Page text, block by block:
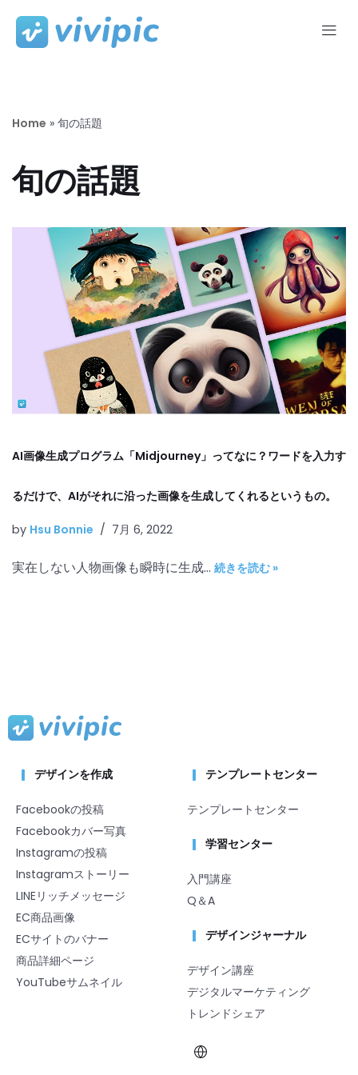
コ
ツ
ス
キ
プ
Home » 旬の話題
旬の話題
AI画像生成プログラム「Midjourney」ってなに？ワードを入力す
るだけで、AIがそれに沿った画像を生成してくれるというもの。
by Hsu Bonnie 7月 6, 2022
実在しない人物画像も瞬時に生成… 続きを読む »
デザインを作成
Facebookの投稿
Facebookカバー写真
Instagramの投稿
Instagramストーリー
LINEリッチメッセージ
EC商品画像
ECサイトのバナー
商品詳細ページ
YouTubeサムネイル
テンプレートセンター
テンプレートセンター
学習センター
入門講座
Q＆A
デザインジャーナル
デザイン講座
デジタルマーケティング
トレンドシェア